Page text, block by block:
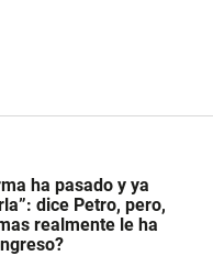
ha pasado y ya
dice Petro, pero,
realmente le ha